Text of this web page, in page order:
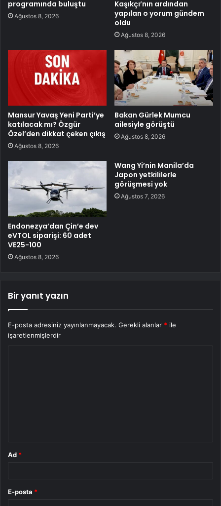
programında buluştu
Ağustos 8, 2026
Kaşıkçı’nın ardından
yapılan o yorum gündem
oldu
Ağustos 8, 2026
Mansur Yavaş Yeni Parti’ye
katılacak mı? Özgür
Özel’den dikkat çeken çıkış
Ağustos 8, 2026
Bakan Gürlek Mumcu
ailesiyle görüştü
Ağustos 8, 2026
Endonezya’dan Çin’e dev
eVTOL siparişi: 60 adet
VE25-100
Ağustos 8, 2026
Wang Yi’nin Manila’da
Japon yetkililerle
görüşmesi yok
Ağustos 7, 2026
Bir yanıt yazın
E-posta adresiniz yayınlanmayacak. Gerekli alanlar * ile
işaretlenmişlerdir
Ad *
E-posta *